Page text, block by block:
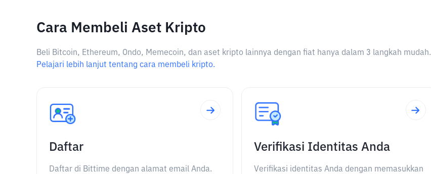
Cara Membeli Aset Kripto
Beli Bitcoin, Ethereum, Ondo, Memecoin, dan aset kripto lainnya dengan fiat hanya dalam 3 langkah mudah.
Pelajari lebih lanjut tentang cara membeli kripto.
Daftar
Daftar di Bittime dengan alamat email Anda.
Verifikasi Identitas Anda
Verifikasi identitas Anda dengan memasukkan